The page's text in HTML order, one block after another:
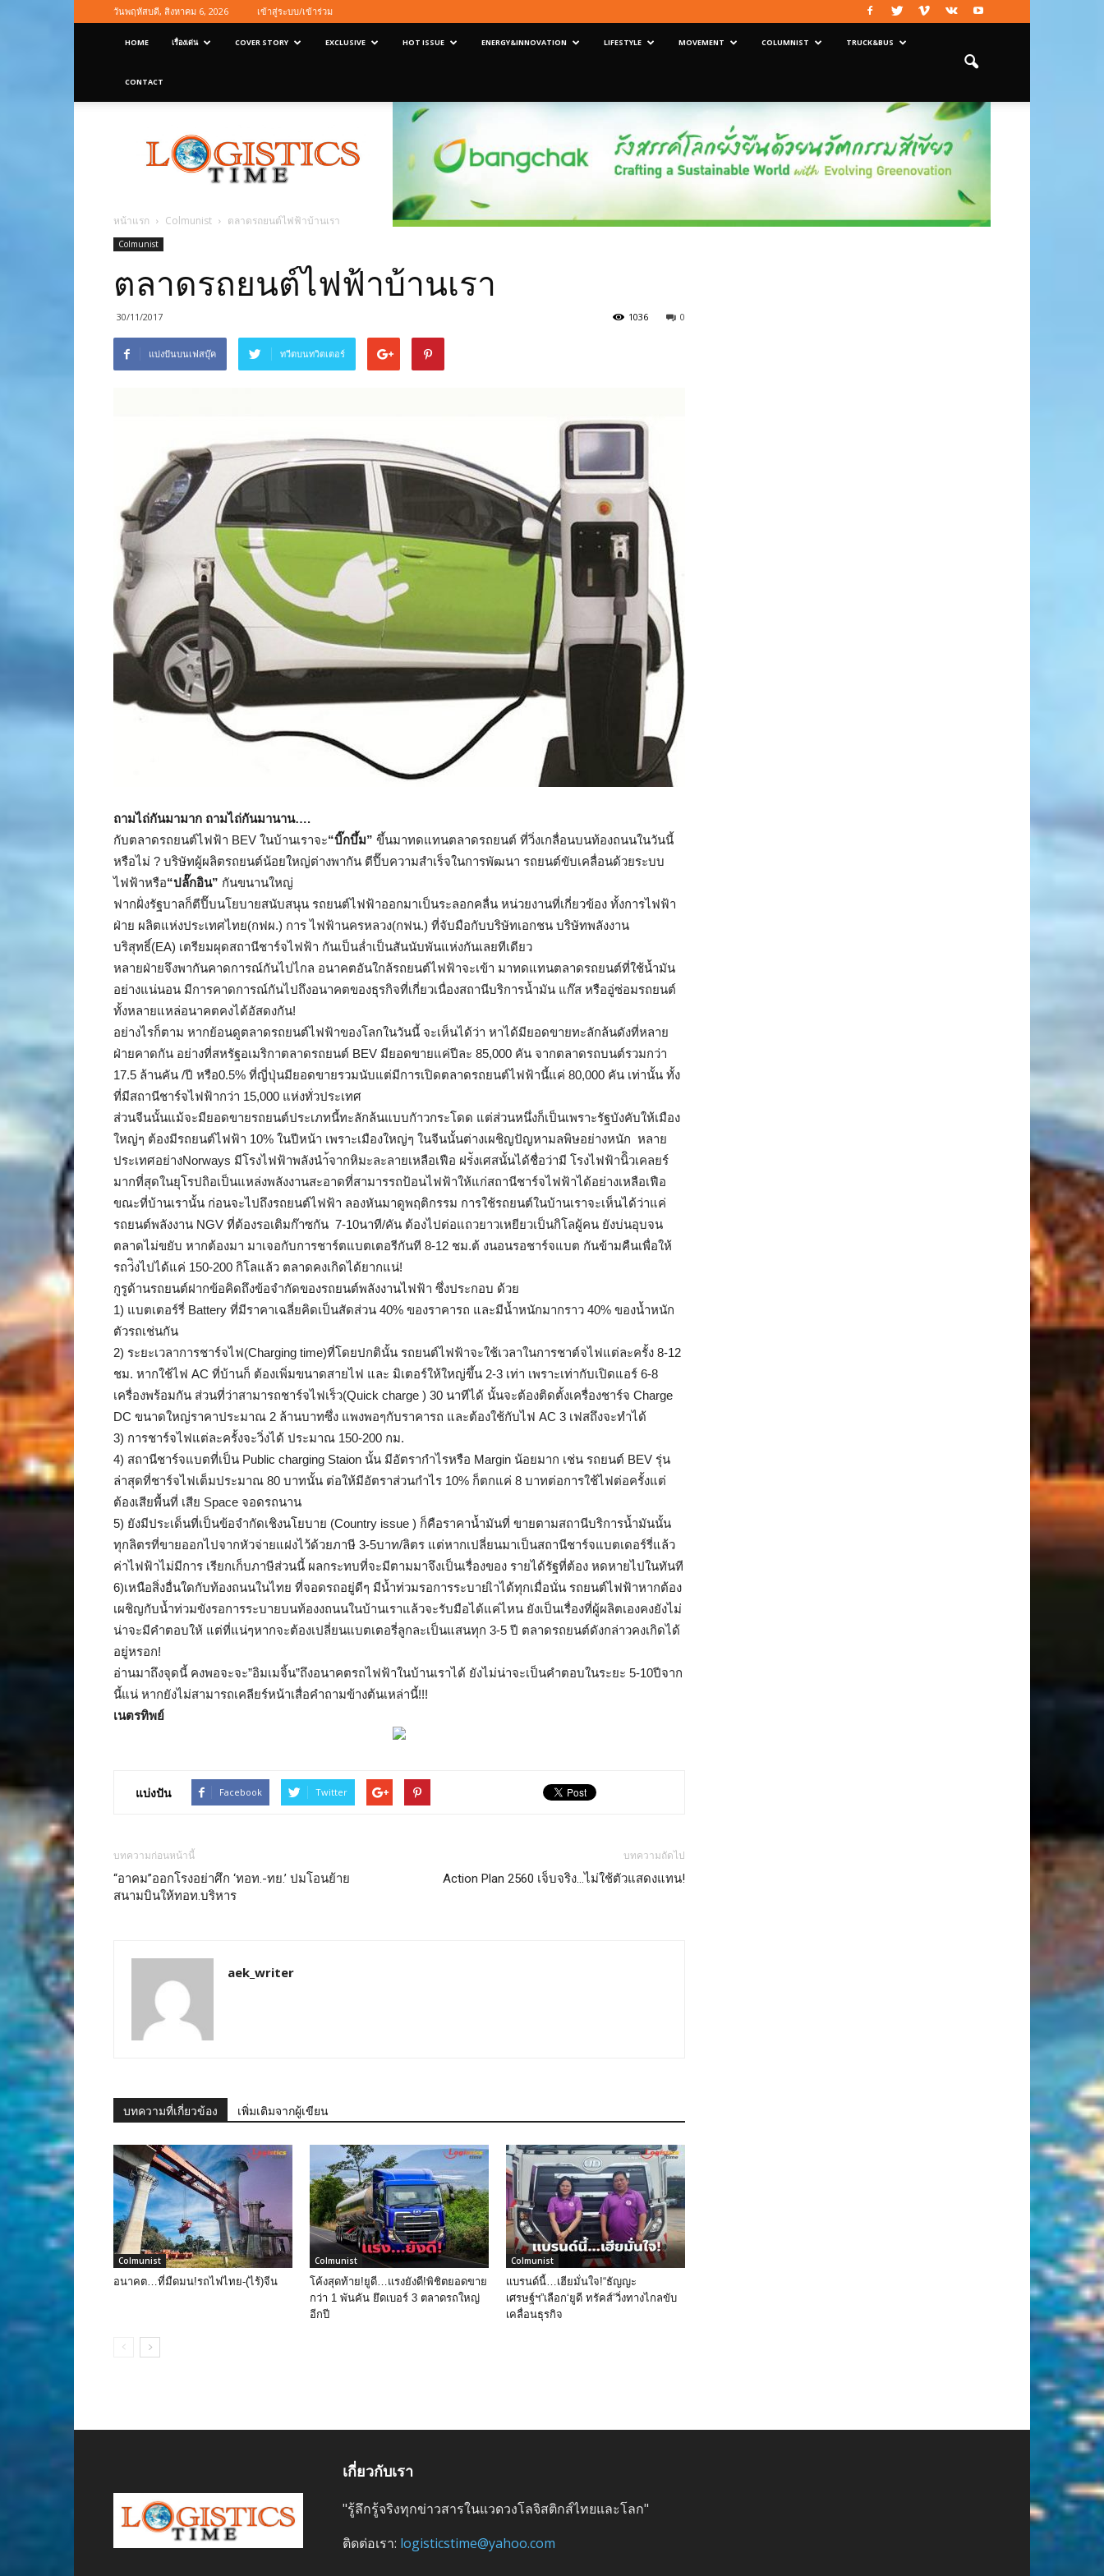
วันพฤหัสบดี, สิงหาคม 6, 2026 เข้าสู่ระบบ/เข้าร่วม
HOME เรื่องเด่น COVER STORY EXCLUSIVE HOT ISSUE ENERGY&INNOVATION LIFESTYLE MOVEMENT COLUMNIST TRUCK&BUS
CONTACT
Magazine
หน้าแรก Colmunist ตลาดรถยนต์ไฟฟ้าบ้านเรา
Colmunist
ตลาดรถยนต์ไฟฟ้าบ้านเรา
30/11/2017 0
1036
แบ่งปันบนเฟสบุ๊ค ทวีตบนทวิตเตอร์
ถามไถ่กันมามาก ถามไถ่กันมานาน….
กับตลาดรถยนต์ไฟฟ้า BEV ในบ้านเราจะ“บิ๊กบึ้ม” ขึ้นมาทดแทนตลาดรถยนต์ ที่วิ่งเกลื่อนบนท้องถนนในวันนี้
หรือไม่ ? บริษัทผู้ผลิตรถยนต์น้อยใหญ่ต่างพากัน ตีปี๊บความสำเร็จในการพัฒนา รถยนต์ขับเคลื่อนด้วยระบบ
ไฟฟ้าหรือ“ปลั๊กอิน” กันขนานใหญ่
ฟากฝั่งรัฐบาลก็ตีปี๊บนโยบายสนับสนุน รถยนต์ไฟฟ้าออกมาเป็นระลอกคลื่น หน่วยงานที่เกี่ยวข้อง ทั้งการไฟฟ้า
ฝ่าย ผลิตแห่งประเทศไทย(กฟผ.) การ ไฟฟ้านครหลวง(กฟน.) ที่จับมือกับบริษัทเอกชน บริษัทพลังงาน
บริสุทธิ์(EA) เตรียมผุดสถานีชาร์จไฟฟ้า กันเป็นล่ำเป็นสันนับพันแห่งกันเลยทีเดียว
หลายฝ่ายจึงพากันคาดการณ์กันไปไกล อนาคตอันใกล้รถยนต์ไฟฟ้าจะเข้า มาทดแทนตลาดรถยนต์ที่ใช้น้ำมัน
อย่างแน่นอน มีการคาดการณ์กันไปถึงอนาคตของธุรกิจที่เกี่ยวเนื่องสถานีบริการน้ำมัน แก๊ส หรืออู่ซ่อมรถยนต์
ทั้งหลายแหล่อนาคตคงได้อัสดงกัน!
อย่างไรก็ตาม หากย้อนดูตลาดรถยนต์ไฟฟ้าของโลกในวันนี้ จะเห็นได้ว่า หาได้มียอดขายทะลักล้นดังที่หลาย
ฝ่ายคาดกัน อย่างที่สหรัฐอเมริกาตลาดรถยนต์ BEV มียอดขายแค่ปีละ 85,000 คัน จากตลาดรถบนต์รวมกว่า
17.5 ล้านคัน /ปี หรือ0.5% ที่ญี่ปุ่นมียอดขายรวมนับแต่มีการเปิดตลาดรถยนต์ไฟฟ้านี้แค่ 80,000 คัน เท่านั้น ทั้ง
ที่มีสถานีชาร์จไฟฟ้ากว่า 15,000 แห่งทั่วประเทศ
ส่วนจีนนั้นแม้จะมียอดขายรถยนต์ประเภทนี้ทะลักล้นแบบกัาวกระโดด แต่ส่วนหนึ่งก็เป็นเพราะรัฐบังคับให้เมือง
ใหญ่ๆ ต้องมีรถยนต์ไฟฟ้า 10% ในปีหน้า เพราะเมืองใหญ่ๆ ในจีนนั้นต่างเผชิญปัญหามลพิษอย่างหนัก หลาย
ประเทศอย่างNorways มีโรงไฟฟ้าพลังนำ้จากหิมะละลายเหลือเฟือ ฝร่ังเศสนั้นได้ชื่อว่ามี โรงไฟฟ้านิิวเคลยร์
มากที่สุดในยุโรปถิอเป็นแหล่งพลังงานสะอาดที่สามารรถป้อนไฟฟ้าให้แก่สถานีชาร์จไฟฟ้าได้อย่างเหลือเฟือ
ขณะที่บ้านเรานั้น ก่อนจะไปถึงรถยนต์ไฟฟ้า ลองหันมาดูพฤติกรรม การใช้รถยนต์ในบ้านเราจะเห็นได้ว่าแค่
รถยนต์พลังงาน NGV ที่ต้องรอเติมก๊าซกัน 7-10นาที/คัน ต้องไปต่อแถวยาวเหยียวเป็นกิโลผู้คน ยังบ่นอุบจน
ตลาดไม่ขยับ หากต้องมา มาเจอกับการชาร์ตแบตเตอรีกันที 8-12 ชม.ต้ งนอนรอชาร์จแบต กันข้ามคืนเพื่อให้
รถว่ิงไปได้แค่ 150-200 กิโลแล้ว ตลาดคงเกิดได้ยากแน่!
กูรูด้านรถยนต์ฝากข้อคิดถึงข้อจำกัดของรถยนต์พลังงานไฟฟ้า ซึ่งประกอบ ด้วย
1) แบตเตอร์รี่ Battery ที่มีราคาเฉลี่ยคิดเป็นสัดส่วน 40% ของราคารถ และมีน้ำหนักมากราว 40% ของน้ำหนัก
ตัวรถเช่นกัน
2) ระยะเวลาการชาร์จไฟ(Charging time)ที่โดยปกตินั้น รถยนต์ไฟฟ้าจะใช้เวลาในการชาต์จไฟแต่ละครั้ง 8-12
ชม. หากใช้ไฟ AC ที่บ้านก็ ต้องเพิ่มขนาดสายไฟ และ มิเตอร์ให้ใหญ่ขึ้น 2-3 เท่า เพราะเท่ากับเปิดแอร์ 6-8
เครื่องพร้อมกัน ส่วนที่ว่าสามารถชาร์จไฟเร็ว(Quick charge ) 30 นาทีได้ นั้นจะต้องติดตั้งเครื่องชาร์จ Charge
DC ขนาดใหญ่ราคาประมาณ 2 ล้านบาทซึ่ง แพงพอๆกับราคารถ และต้องใช้กับไฟ AC 3 เฟสถึงจะทำได้
3) การชาร์จไฟแต่ละครั้งจะวิ่งได้ ประมาณ 150-200 กม.
4) สถานีชาร์จแบตที่เป็น Public charging Staion นั้น มีอัตรากำไรหรือ Margin น้อยมาก เช่น รถยนต์ BEV รุ่น
ล่าสุดที่ชาร์จไฟเต็มประมาณ 80 บาทนั้น ต่อให้มีอัตราส่วนกำไร 10% ก็ตกแค่ 8 บาทต่อการใช้ไฟต่อครั้งแต่
ต้องเสียพื้นที่ เสีย Space จอดรถนาน
5) ยังมีประเด็นที่เป็นข้อจำกัดเชิงนโยบาย (Country issue ) ก็คือราคาน้ำมันที่ ขายตามสถานีบริการน้ำมันนั้น
ทุกลิตรที่ขายออกไปจากหัวจ่ายแฝงไว้ด้วยภาษี 3-5บาท/ลิตร แต่หากเปลี่ยนมาเป็นสถานีชาร์จแบตเดอร์รี่แล้ว
ค่าไฟฟ้าไม่มีการ เรียกเก็บภาษีส่วนนี้ ผลกระทบที่จะมีตามมาจึงเป็นเรื่องของ รายได้รัฐที่ต้อง หดหายไปในทันที
6)เหนือสิ่งอื่นใดกับท้องถนนในไทย ที่จอดรถอยู่ดีๆ มีน้ำท่วมรอการระบายเิาได้ทุกเมื่อนั่น รถยนต์ไฟฟ้าหากต้อง
เผชิญกับน้ำท่วมขังรอการระบายบนท้องงถนนในบ้านเราแล้วจะรับมือได้แค่ไหน ยังเป็นเรื่องที่ผู้ผลิตเองคงยังไม่
น่าจะมีคำตอบให้ แต่ที่แน่ๆหากจะต้องเปลี่ยนแบตเตอรี่ลูกละเป็นแสนทุก 3-5 ปี ตลาดรถยนต์ดังกล่าวคงเกิดได้
อยู่หรอก!
อ่านมาถึงจุดนี้ คงพอจะจะ”อิมเมจิ้น”ถึงอนาคตรถไฟฟ้าในบ้านเราได้ ยังไม่น่าจะเป็นคำตอบในระยะ 5-10ปีจาก
นี้แน่ หากยังไม่สามารถเคลียร์หน้าเสื่อคำถามข้างต้นเหล่านี้!!!
เนตรทิพย์
แบ่งปัน Facebook Twitter
บทความก่อนหน้านี้
“อาคม”ออกโรงอย่าศึก ‘ทอท.-ทย.’ ปมโอนย้าย
สนามบินให้ทอท.บริหาร
บทความถัดไป
Action Plan 2560 เจ็บจริง…ไม่ใช้ตัวแสดงแทน!
aek_writer
บทความที่เกี่ยวข้อง เพิ่มเติมจากผู้เขียน
Colmunist
อนาคต…ที่มืดมน!รถไฟไทย-(ไร้)จีน
Colmunist
โค้งสุดท้าย!ยูดี…แรงยังดี!พิชิตยอดขาย
กว่า 1 พันคัน ยึดเบอร์ 3 ตลาดรถใหญ่
อีกปี
Colmunist
­แบรนด์นี้…เฮียมั่นใจ!“ธัญญะ
เศรษฐ์ฯ”เลือก‘ยูดี ทรัคส์’วิ่งทางไกลขับ
เคลื่อนธุรกิจ
เกี่ยวกับเรา
"รู้ลึกรู้จริงทุกข่าวสารในแวดวงโลจิสติกส์ไทยและโลก"
ติดต่อเรา: logisticstime@yahoo.com